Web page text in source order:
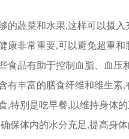
的蔬菜和水果,这样可以摄入
康非常重要,可以避免超重和
食品有助于控制血脂、血压
有丰富的膳食纤维和维生素,
,特别是吃早餐,以维持身体的
保体内的水分充足,提高身